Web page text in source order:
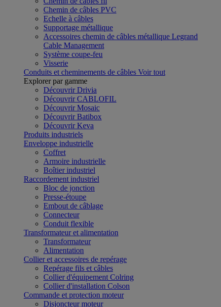
Chemin de câbles PVC
Echelle à câbles
Supportage métallique
Accessoires chemin de câbles métallique Legrand
Cable Management
Système coupe-feu
Visserie
Conduits et cheminements de câbles Voir tout
Explorer par gamme
Découvrir Drivia
Découvrir CABLOFIL
Découvrir Mosaic
Découvrir Batibox
Découvrir Keva
Produits industriels
Enveloppe industrielle
Coffret
Armoire industrielle
Boîtier industriel
Raccordement industriel
Bloc de jonction
Presse-étoupe
Embout de câblage
Connecteur
Conduit flexible
Transformateur et alimentation
Transformateur
Alimentation
Collier et accessoires de repérage
Repérage fils et câbles
Collier d'équipement Colring
Collier d'installation Colson
Commande et protection moteur
Disjoncteur moteur